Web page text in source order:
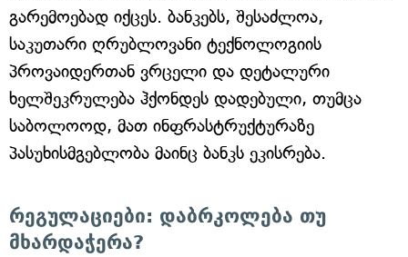
გარემოებად იქცეს. ბანკებს, შესაძლოა,
საკუთარი ღრუბლოვანი ტექნოლოგიის
პროვაიდერთან ვრცელი და დეტალური
ხელშეკრულება ჰქონდეს დადებული, თუმცა
საბოლოოდ, მათ ინფრასტრუქტურაზე
პასუხისმგებლობა მაინც ბანკს ეკისრება.
რეგულაციები: დაბრკოლება თუ
მხარდაჭერა?